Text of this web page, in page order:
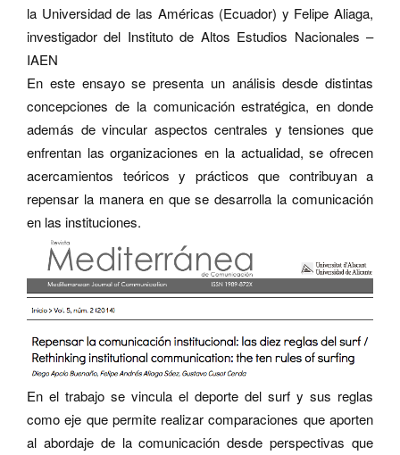
la Universidad de las Américas (Ecuador) y Felipe Aliaga,
investigador del Instituto de Altos Estudios Nacionales –
IAEN
En este ensayo se presenta un análisis desde distintas
concepciones de la comunicación estratégica, en donde
además de vincular aspectos centrales y tensiones que
enfrentan las organizaciones en la actualidad, se ofrecen
acercamientos teóricos y prácticos que contribuyan a
repensar la manera en que se desarrolla la comunicación
en las instituciones.
En el trabajo se vincula el deporte del surf y sus reglas
como eje que permite realizar comparaciones que aporten
al abordaje de la comunicación desde perspectivas que